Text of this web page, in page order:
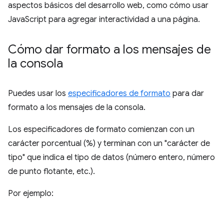
aspectos básicos del desarrollo web, como cómo usar
JavaScript para agregar interactividad a una página.
Cómo dar formato a los mensajes de
la consola
Puedes usar los especificadores de formato para dar
formato a los mensajes de la consola.
Los especificadores de formato comienzan con un
carácter porcentual (%) y terminan con un "carácter de
tipo" que indica el tipo de datos (número entero, número
de punto flotante, etc.).
Por ejemplo: